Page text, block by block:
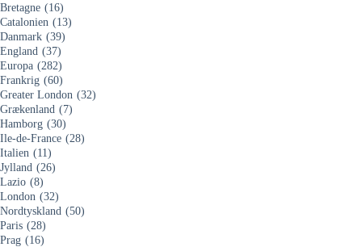
Bretagne (16)
Catalonien (13)
Danmark (39)
England (37)
Europa (282)
Frankrig (60)
Greater London (32)
Grækenland (7)
Hamborg (30)
Ile-de-France (28)
Italien (11)
Jylland (26)
Lazio (8)
London (32)
Nordtyskland (50)
Paris (28)
Prag (16)